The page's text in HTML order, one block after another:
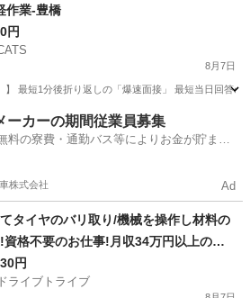
作業-豊橋
円
8月7日
最短1分後折り返しの「爆速面接」 最短当日回答の
仕分け 個室
ーカーの期間従業員募集
料の寮費・通勤バス等によりお金が貯まり
株式会社 Ad
タイヤのバリ取り/機械を操作し材料の
資格不要のお仕事!月収34万円以上の高
02Y
円
ライブトライブ